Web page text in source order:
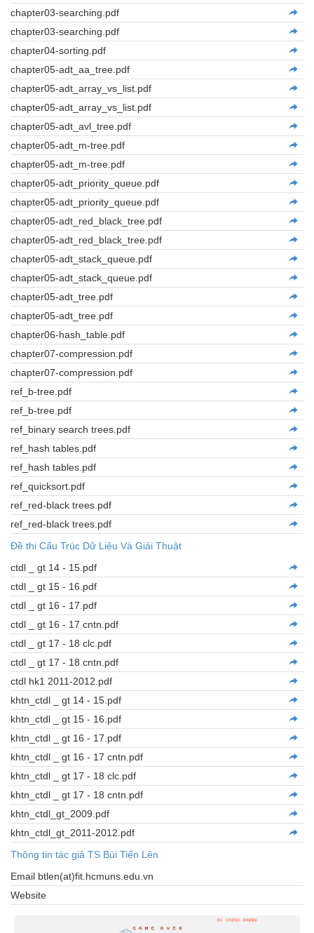
chapter03-searching.pdf
chapter03-searching.pdf
chapter04-sorting.pdf
chapter05-adt_aa_tree.pdf
chapter05-adt_array_vs_list.pdf
chapter05-adt_array_vs_list.pdf
chapter05-adt_avl_tree.pdf
chapter05-adt_m-tree.pdf
chapter05-adt_m-tree.pdf
chapter05-adt_priority_queue.pdf
chapter05-adt_priority_queue.pdf
chapter05-adt_red_black_tree.pdf
chapter05-adt_red_black_tree.pdf
chapter05-adt_stack_queue.pdf
chapter05-adt_stack_queue.pdf
chapter05-adt_tree.pdf
chapter05-adt_tree.pdf
chapter06-hash_table.pdf
chapter07-compression.pdf
chapter07-compression.pdf
ref_b-tree.pdf
ref_b-tree.pdf
ref_binary search trees.pdf
ref_hash tables.pdf
ref_hash tables.pdf
ref_quicksort.pdf
ref_red-black trees.pdf
ref_red-black trees.pdf
Đề thi Cấu Trúc Dữ Liệu Và Giải Thuật
ctdl _ gt 14 - 15.pdf
ctdl _ gt 15 - 16.pdf
ctdl _ gt 16 - 17.pdf
ctdl _ gt 16 - 17 cntn.pdf
ctdl _ gt 17 - 18 clc.pdf
ctdl _ gt 17 - 18 cntn.pdf
ctdl hk1 2011-2012.pdf
khtn_ctdl _ gt 14 - 15.pdf
khtn_ctdl _ gt 15 - 16.pdf
khtn_ctdl _ gt 16 - 17.pdf
khtn_ctdl _ gt 16 - 17 cntn.pdf
khtn_ctdl _ gt 17 - 18 clc.pdf
khtn_ctdl _ gt 17 - 18 cntn.pdf
khtn_ctdl_gt_2009.pdf
khtn_ctdl_gt_2011-2012.pdf
Thông tin tác giả TS Bùi Tiến Lên
Email btlen(at)fit.hcmuns.edu.vn
Website